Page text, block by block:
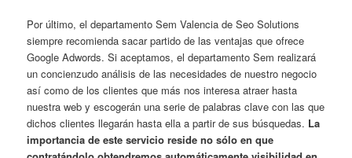
Por último, el departamento Sem Valencia de Seo Solutions
siempre recomienda sacar partido de las ventajas que ofrece
Google Adwords. Si aceptamos, el departamento Sem realizará
un concienzudo análisis de las necesidades de nuestro negocio
así como de los clientes que más nos interesa atraer hasta
nuestra web y escogerán una serie de palabras clave con las que
dichos clientes llegarán hasta ella a partir de sus búsquedas. La
importancia de este servicio reside no sólo en que